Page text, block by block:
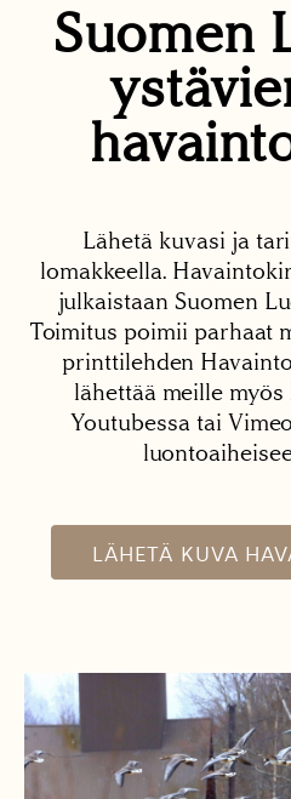
Suomen
Lähetä kuvasi ja
lomakkeella.
julkaistaan Suomen
Toimitus poimii parhaat
printtilehden
lähettää meille
Youtubessa tai
LÄHETÄ KUVA